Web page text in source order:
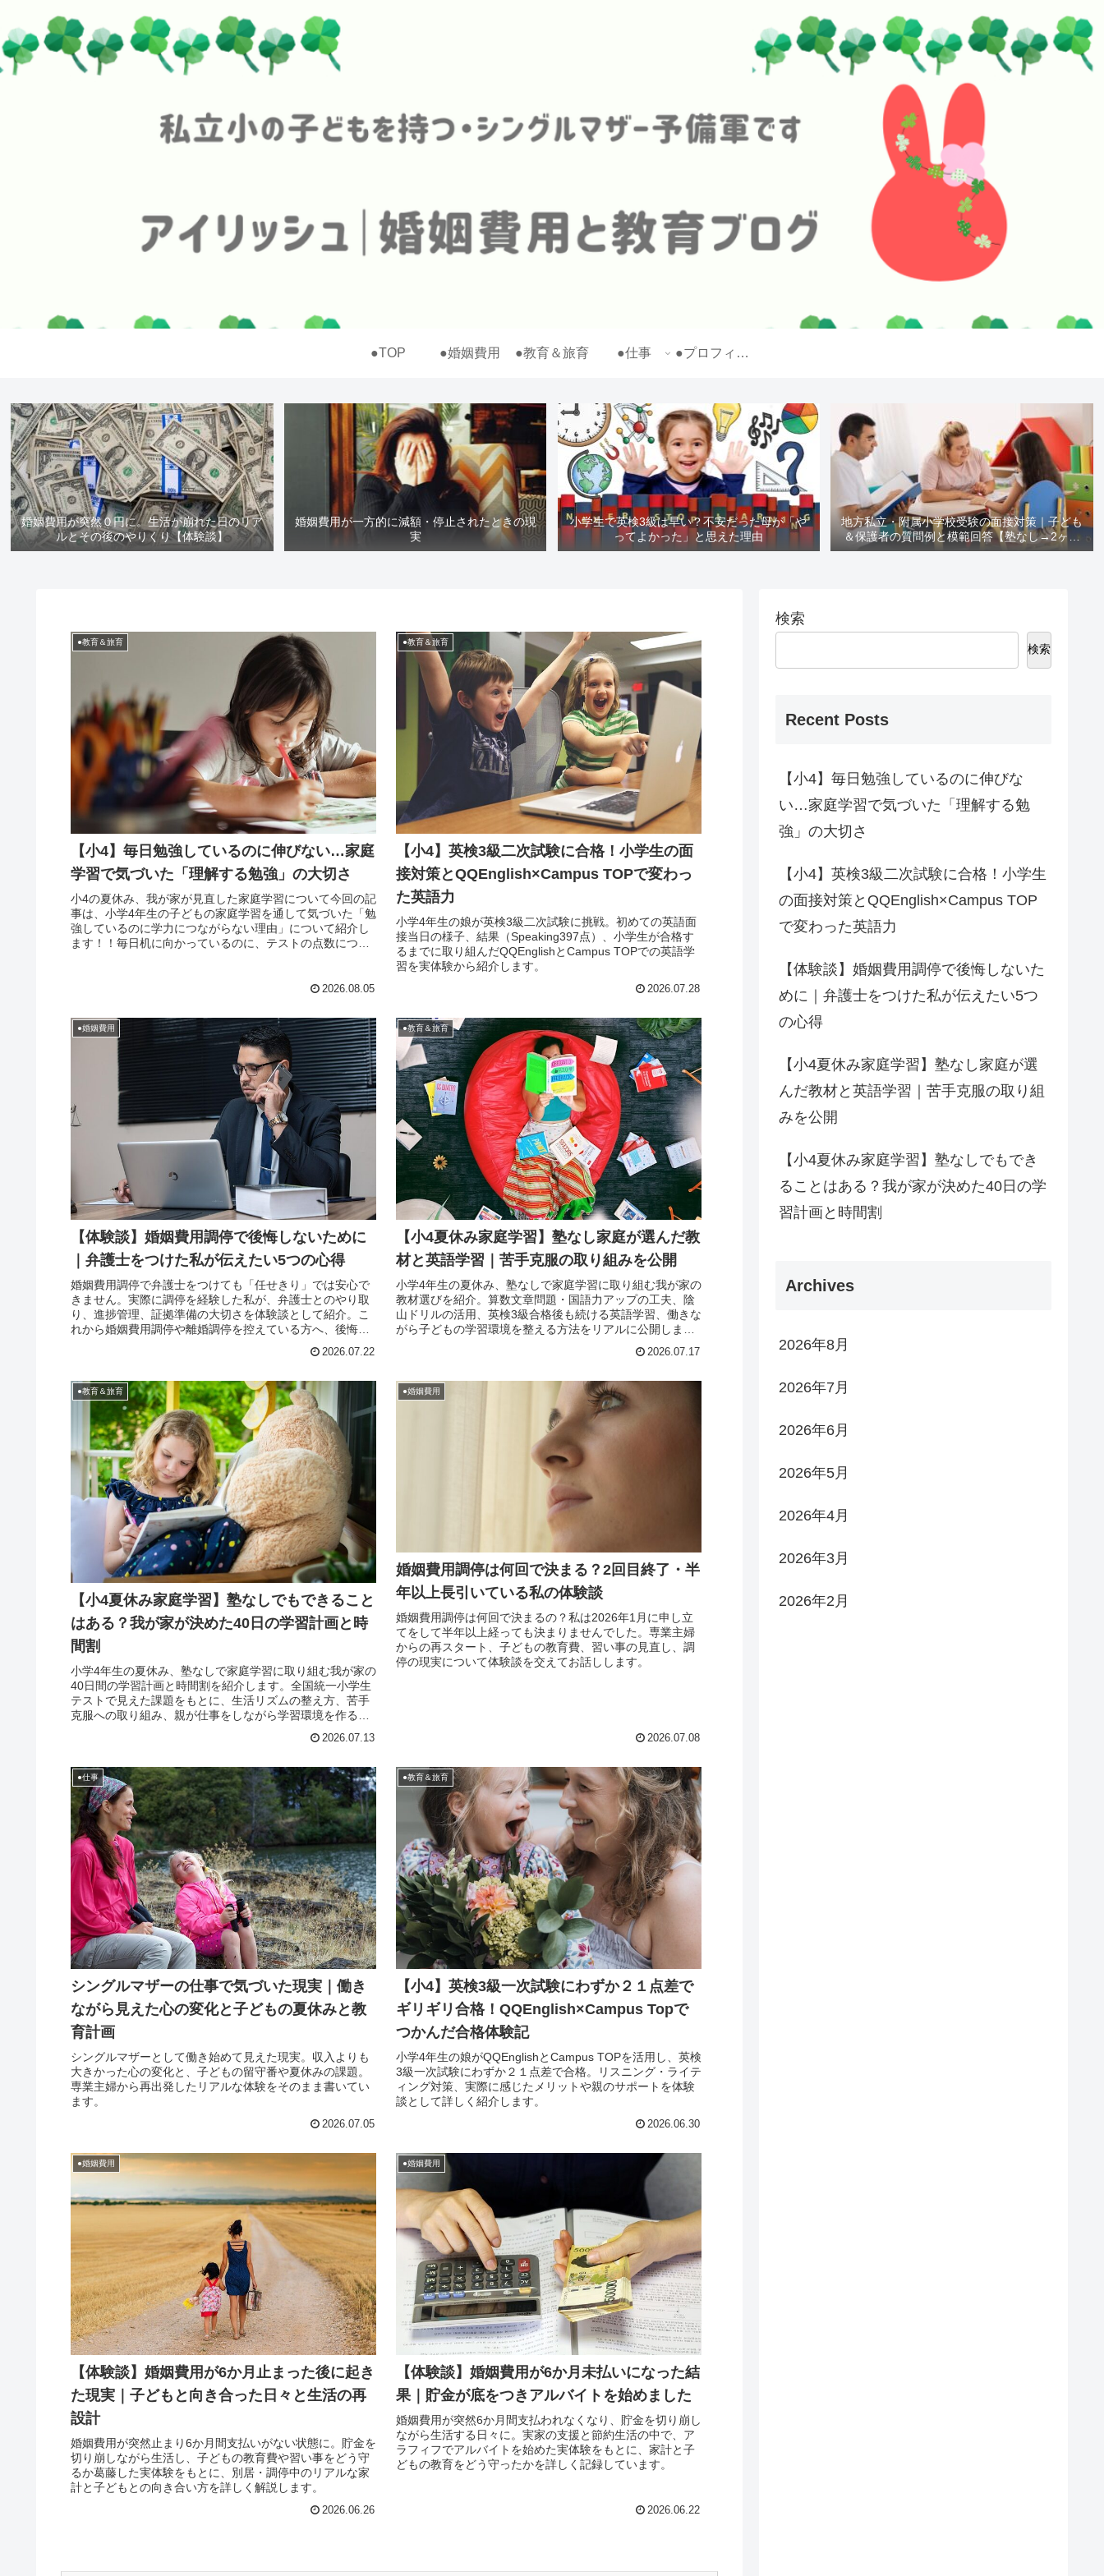
●TOP ●婚姻費用 ●教育＆旅育 ●仕事 ●プロフィール
婚姻費用が突然０円に。生活が崩れた日のリア
ルとその後のやりくり【体験談】
婚姻費用が一方的に減額・停止されたときの現
実
小学生で英検3級は早い？不安だった母が「や
ってよかった」と思えた理由
地方私立・附属小学校受験の面接対策｜子ども
＆保護者の質問例と模範回答【塾なし→2ヶ月
で合格レベル】
●教育＆旅育
【小4】毎日勉強しているのに伸びない…家庭
学習で気づいた「理解する勉強」の大切さ
小4の夏休み、我が家が見直した家庭学習について今回の記
事は、小学4年生の子どもの家庭学習を通して気づいた「勉
強しているのに学力につながらない理由」について紹介し
ます！！毎日机に向かっているのに、テストの点数につな
2026.08.05
●教育＆旅育
【小4】英検3級二次試験に合格！小学生の面
接対策とQQEnglish×Campus TOPで変わっ
た英語力
小学4年生の娘が英検3級二次試験に挑戦。初めての英語面
接当日の様子、結果（Speaking397点）、小学生が合格す
るまでに取り組んだQQEnglishとCampus TOPでの英語学
習を実体験から紹介します。
2026.07.28
●婚姻費用
【体験談】婚姻費用調停で後悔しないために
｜弁護士をつけた私が伝えたい5つの心得
婚姻費用調停で弁護士をつけても「任せきり」では安心で
きません。実際に調停を経験した私が、弁護士とのやり取
り、進捗管理、証拠準備の大切さを体験談として紹介。こ
れから婚姻費用調停や離婚調停を控えている方へ、後悔し
2026.07.22
●教育＆旅育
【小4夏休み家庭学習】塾なし家庭が選んだ教
材と英語学習｜苦手克服の取り組みを公開
小学4年生の夏休み、塾なしで家庭学習に取り組む我が家の
教材選びを紹介。算数文章問題・国語力アップの工夫、陰
山ドリルの活用、英検3級合格後も続ける英語学習、働きな
がら子どもの学習環境を整える方法をリアルに公開しま
2026.07.17
●教育＆旅育
【小4夏休み家庭学習】塾なしでもできること
はある？我が家が決めた40日の学習計画と時
間割
小学4年生の夏休み、塾なしで家庭学習に取り組む我が家の
40日間の学習計画と時間割を紹介します。全国統一小学生
テストで見えた課題をもとに、生活リズムの整え方、苦手
克服への取り組み、親が仕事をしながら学習環境を作る工
2026.07.13
●婚姻費用
婚姻費用調停は何回で決まる？2回目終了・半
年以上長引いている私の体験談
婚姻費用調停は何回で決まるの？私は2026年1月に申し立
てをして半年以上経っても決まりませんでした。専業主婦
からの再スタート、子どもの教育費、習い事の見直し、調
停の現実について体験談を交えてお話しします。
2026.07.08
●仕事
シングルマザーの仕事で気づいた現実｜働き
ながら見えた心の変化と子どもの夏休みと教
育計画
シングルマザーとして働き始めて見えた現実。収入よりも
大きかった心の変化と、子どもの留守番や夏休みの課題。
専業主婦から再出発したリアルな体験をそのまま書いてい
ます。
2026.07.05
●教育＆旅育
【小4】英検3級一次試験にわずか２１点差で
ギリギリ合格！QQEnglish×Campus Topで
つかんだ合格体験記
小学4年生の娘がQQEnglishとCampus TOPを活用し、英検
3級一次試験にわずか２１点差で合格。リスニング・ライテ
ィング対策、実際に感じたメリットや親のサポートを体験
談として詳しく紹介します。
2026.06.30
●婚姻費用
【体験談】婚姻費用が6か月止まった後に起き
た現実｜子どもと向き合った日々と生活の再
設計
婚姻費用が突然止まり6か月間支払いがない状態に。貯金を
切り崩しながら生活し、子どもの教育費や習い事をどう守
るか葛藤した実体験をもとに、別居・調停中のリアルな家
計と子どもとの向き合い方を詳しく解説します。
2026.06.26
●婚姻費用
【体験談】婚姻費用が6か月未払いになった結
果｜貯金が底をつきアルバイトを始めました
婚姻費用が突然6か月間支払われなくなり、貯金を切り崩し
ながら生活する日々に。実家の支援と節約生活の中で、ア
ラフィフでアルバイトを始めた実体験をもとに、家計と子
どもの教育をどう守ったかを詳しく記録しています。
2026.06.22
検索
検索
Recent Posts
【小4】毎日勉強しているのに伸びな
い…家庭学習で気づいた「理解する勉
強」の大切さ
【小4】英検3級二次試験に合格！小学生
の面接対策とQQEnglish×Campus TOP
で変わった英語力
【体験談】婚姻費用調停で後悔しないた
めに｜弁護士をつけた私が伝えたい5つ
の心得
【小4夏休み家庭学習】塾なし家庭が選
んだ教材と英語学習｜苦手克服の取り組
みを公開
【小4夏休み家庭学習】塾なしでもでき
ることはある？我が家が決めた40日の学
習計画と時間割
Archives
2026年8月
2026年7月
2026年6月
2026年5月
2026年4月
2026年3月
2026年2月